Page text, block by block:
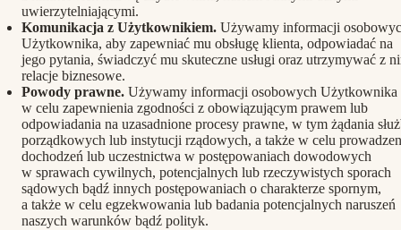
uwierzytelniającymi.
Komunikacja z Użytkownikiem. Używamy informacji
Użytkownika, aby zapewniać mu obsługę klienta, odpowiadać na
jego pytania, świadczyć mu skuteczne usługi oraz utrzymywać z
relacje biznesowe.
Powody prawne. Używamy informacji osobowych Użytkownika
w celu zapewnienia zgodności z obowiązującym prawem lub
odpowiadania na uzasadnione procesy prawne, w tym żądania
porządkowych lub instytucji rządowych, a także w celu
dochodzeń lub uczestnictwa w postępowaniach dowodowych
w sprawach cywilnych, potencjalnych lub rzeczywistych sporach
sądowych bądź innych postępowaniach o charakterze spornym,
a także w celu egzekwowania lub badania potencjalnych naruszeń
naszych warunków bądź polityk.